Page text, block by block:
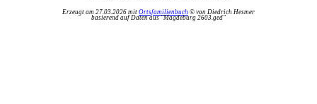
Erzeugt am 27.03.2026 mit Ortsfamilienbuch © von Diedrich Hesmer
basierend auf Daten aus "Magdeburg 2603.ged"